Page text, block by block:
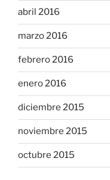
abril 2016
marzo 2016
febrero 2016
enero 2016
diciembre 2015
noviembre 2015
octubre 2015